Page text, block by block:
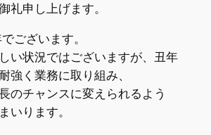
礼申し上げます。
ございます。
い状況ではございますが、丑年
強く業務に取り組み、
のチャンスに変えられるよう
いります。